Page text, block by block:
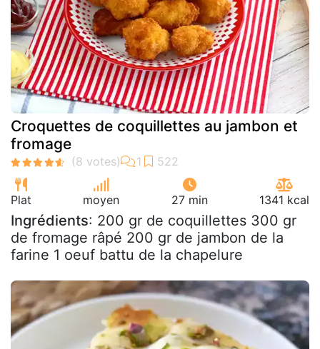
Croquettes de coquillettes au jambon et
fromage
Plat moyen 27 min 1341 kcal
Ingrédients: 200 gr de coquillettes 300 gr
de fromage râpé 200 gr de jambon de la
farine 1 oeuf battu de la chapelure